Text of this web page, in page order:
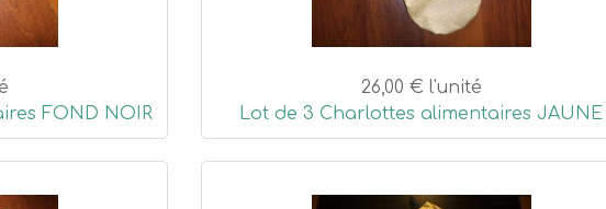
FOND NOIR
26,00 € l'unité
Lot de 3 Charlottes alimentaires JAUNE